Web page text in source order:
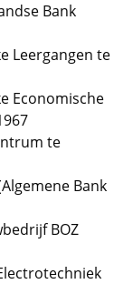
Bank
Leergangen te
Economische
te
Bank
BOZ